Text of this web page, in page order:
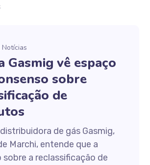
Notícias
Gasmig vê espaço
sobre
de
distribuidora de gás Gasmig,
Marchi, entende que a
sobre a reclassificação de